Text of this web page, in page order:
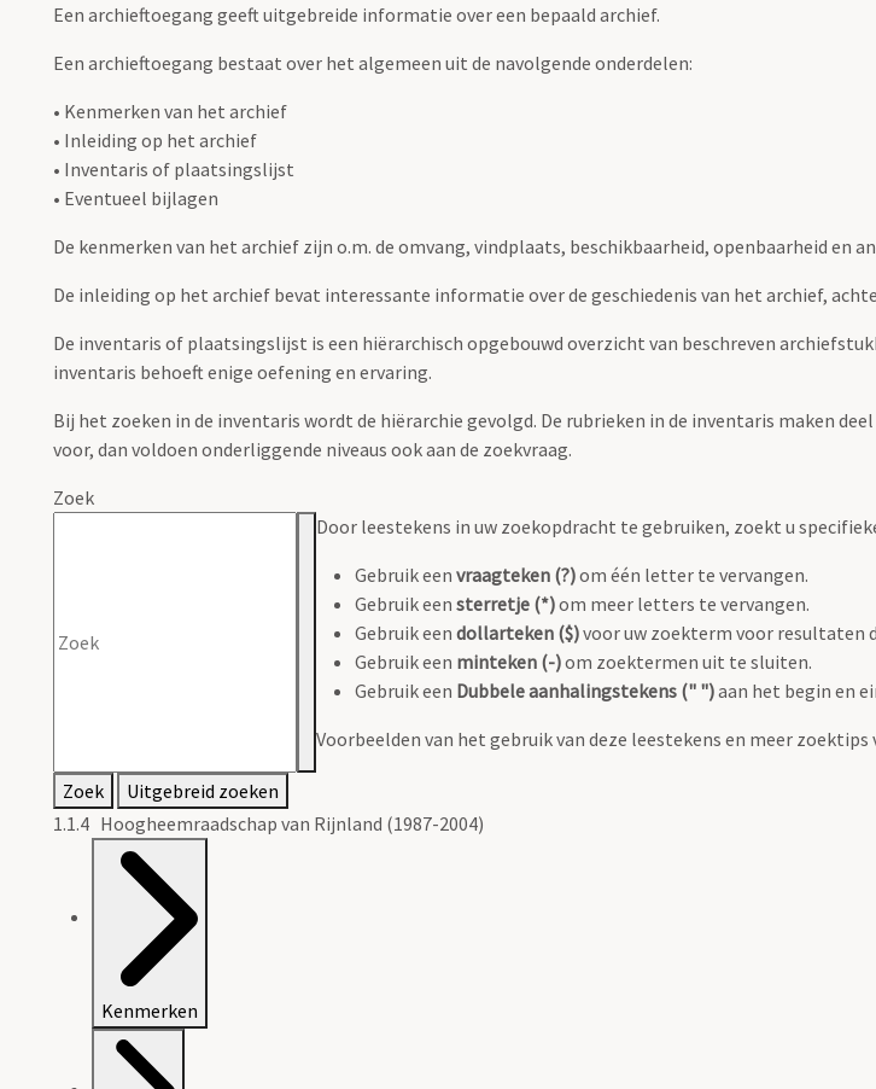
Een archieftoegang geeft uitgebreide informatie over een bepaald archief.
Een archieftoegang bestaat over het algemeen uit de navolgende onderdelen:
• Kenmerken van het archief
• Inleiding op het archief
• Inventaris of plaatsingslijst
• Eventueel bijlagen
De kenmerken van het archief zijn o.m. de omvang, vindplaats, beschikbaarheid, openbaarheid en
De inleiding op het archief bevat interessante informatie over de geschiedenis van het archief,
De inventaris of plaatsingslijst is een hiërarchisch opgebouwd overzicht van beschreven
inventaris behoeft enige oefening en ervaring.
Bij het zoeken in de inventaris wordt de hiërarchie gevolgd. De rubrieken in de inventaris maken
voor, dan voldoen onderliggende niveaus ook aan de zoekvraag.
Zoek
Door leestekens in uw zoekopdracht te gebruiken, zoekt u
Gebruik een vraagteken (?)om één letter te vervangen.
Gebruik een sterretje (*)om meer letters te vervangen.
Gebruik een dollarteken ($)voor uw zoekterm voor resultaten
Gebruik een minteken (-)om zoektermen uit te sluiten.
Gebruik een Dubbele aanhalingstekens (" ")aan het begin en
Voorbeelden van het gebruik van deze leestekens en meer zoektips
Zoek
Uitgebreid zoeken
1.1.4 Hoogheemraadschap van Rijnland (1987-2004)
Kenmerken